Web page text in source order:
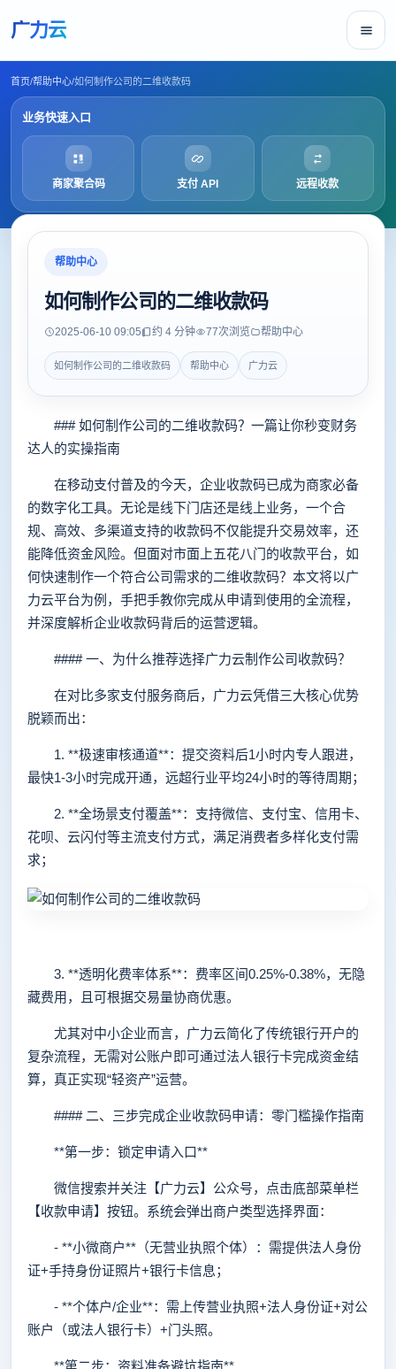
广力云
首页/帮助中心/如何制作公司的二维收款码
业务快速入口
商家聚合码 支付 API 远程收款
帮助中心
如何制作公司的二维收款码
2025-06-10 09:05 约 4 分钟 77次浏览 帮助中心
如何制作公司的二维收款码 帮助中心 广力云
### 如何制作公司的二维收款码？一篇让你秒变财务
达人的实操指南
在移动支付普及的今天，企业收款码已成为商家必备
的数字化工具。无论是线下门店还是线上业务，一个合
规、高效、多渠道支持的收款码不仅能提升交易效率，还
能降低资金风险。但面对市面上五花八门的收款平台，如
何快速制作一个符合公司需求的二维收款码？本文将以广
力云平台为例，手把手教你完成从申请到使用的全流程，
并深度解析企业收款码背后的运营逻辑。
#### 一、为什么推荐选择广力云制作公司收款码？
在对比多家支付服务商后，广力云凭借三大核心优势
脱颖而出：
1. **极速审核通道**：提交资料后1小时内专人跟进，
最快1-3小时完成开通，远超行业平均24小时的等待周期；
2. **全场景支付覆盖**：支持微信、支付宝、信用卡、
花呗、云闪付等主流支付方式，满足消费者多样化支付需
求；
3. **透明化费率体系**：费率区间0.25%-0.38%，无隐
藏费用，且可根据交易量协商优惠。
尤其对中小企业而言，广力云简化了传统银行开户的
复杂流程，无需对公账户即可通过法人银行卡完成资金结
算，真正实现“轻资产”运营。
#### 二、三步完成企业收款码申请：零门槛操作指南
**第一步：锁定申请入口**
微信搜索并关注【广力云】公众号，点击底部菜单栏
【收款申请】按钮。系统会弹出商户类型选择界面：
- **小微商户**（无营业执照个体）：需提供法人身份
证+手持身份证照片+银行卡信息；
- **个体户/企业**：需上传营业执照+法人身份证+对公
账户（或法人银行卡）+门头照。
**第二步：资料准备避坑指南**